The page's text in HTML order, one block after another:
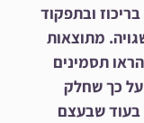
ובתפקוד
מתוצאות
תסמינים
על כך שחלק
בעוד שבעצם